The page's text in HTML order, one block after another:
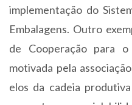
implementação do
Embalagens. Outro
de Cooperação para
motivada pela
elos da cadeia